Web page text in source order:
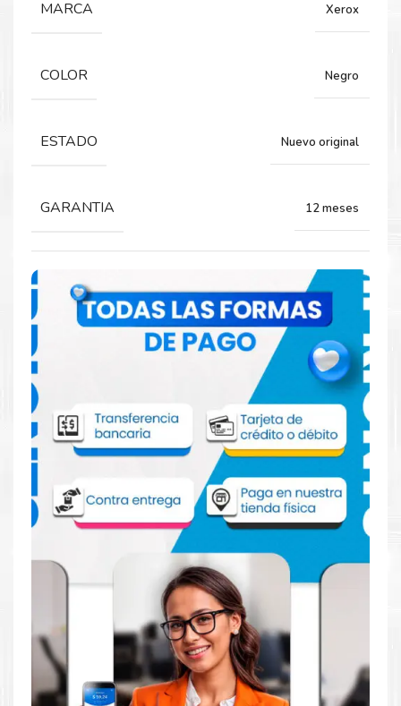
C7000.
Comprar Toner Xerox 106R03769 Negro
para impresoras C7000
Aprovecha nuestra experiencia y atención para adquirir tus
productos. Tenemos promociones todos los dias. Escríbenos o
visítanos hoy para encontrar la solución perfecta para tu
impresora
Xerox, como el
Toner Xerox 106R03769 Negro
para impresoras C7000
Dónde comprar Toner para impresoras
C7000 en Lima o para provincia
Tienda autorizada por Xerox. Descubre la mejor manera de
abastecerte de
Toner Xerox 106R03769 Negro para
. Ofrecemos una amplia selección de
productos originales que garantizan un rendimiento óptimo y
duradero para tus necesidades de impresión.
MARCA Xerox
COLOR Negro
ESTADO Nuevo original
GARANTIA 12 meses